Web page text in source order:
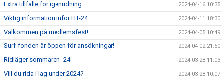
Extra tillfälle för igenridning 2024-04-16 10:35
Viktig information inför HT-24 2024-04-11 18:30
Välkommen på medlemsfest! 2024-04-05 10:49
Surf-fonden är öppen för ansökningar! 2024-04-02 21:50
Ridläger sommaren -24 2024-03-28 11:03
Vill du rida i lag under 2024? 2024-03-28 10:07